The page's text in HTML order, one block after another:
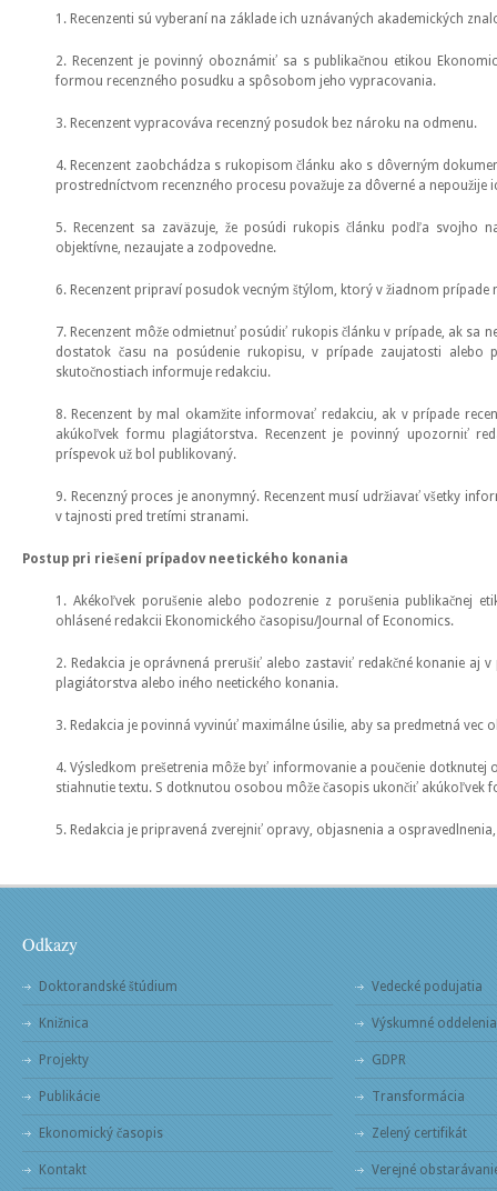
1. Recenzenti sú vyberaní na základe ich uznávaných akademických
2. Recenzent je povinný oboznámiť sa s publikačnou etikou
formou recenzného posudku a spôsobom jeho vypracovania.
3. Recenzent vypracováva recenzný posudok bez nároku na odmenu.
4. Recenzent zaobchádza s rukopisom článku ako s dôverným
prostredníctvom recenzného procesu považuje za dôverné a nepoužije
5. Recenzent sa zaväzuje, že posúdi rukopis článku podľa svojho
objektívne, nezaujate a zodpovedne.
6. Recenzent pripraví posudok vecným štýlom, ktorý v žiadnom
7. Recenzent môže odmietnuť posúdiť rukopis článku v prípade, ak sa
dostatok času na posúdenie rukopisu, v prípade zaujatosti alebo
skutočnostiach informuje redakciu.
8. Recenzent by mal okamžite informovať redakciu, ak v prípade
akúkoľvek formu plagiátorstva. Recenzent je povinný upozorniť
príspevok už bol publikovaný.
9. Recenzný proces je anonymný. Recenzent musí udržiavať všetky
v tajnosti pred tretími stranami.
Postup pri riešení prípadov neetického konania
1. Akékoľvek porušenie alebo podozrenie z porušenia publikačnej
ohlásené redakcii Ekonomického časopisu/Journal of Economics.
2. Redakcia je oprávnená prerušiť alebo zastaviť redakčné konanie aj
plagiátorstva alebo iného neetického konania.
3. Redakcia je povinná vyvinúť maximálne úsilie, aby sa predmetná vec
4. Výsledkom prešetrenia môže byť informovanie a poučenie
stiahnutie textu. S dotknutou osobou môže časopis ukončiť akúkoľvek
5. Redakcia je pripravená zverejniť opravy, objasnenia a
Odkazy
Doktorandské štúdium
Knižnica
Projekty
Publikácie
Ekonomický časopis
Kontakt
Vedecké podujatia
Výskumné oddelenia
GDPR
Transformácia
Zelený certifikát
Verejné